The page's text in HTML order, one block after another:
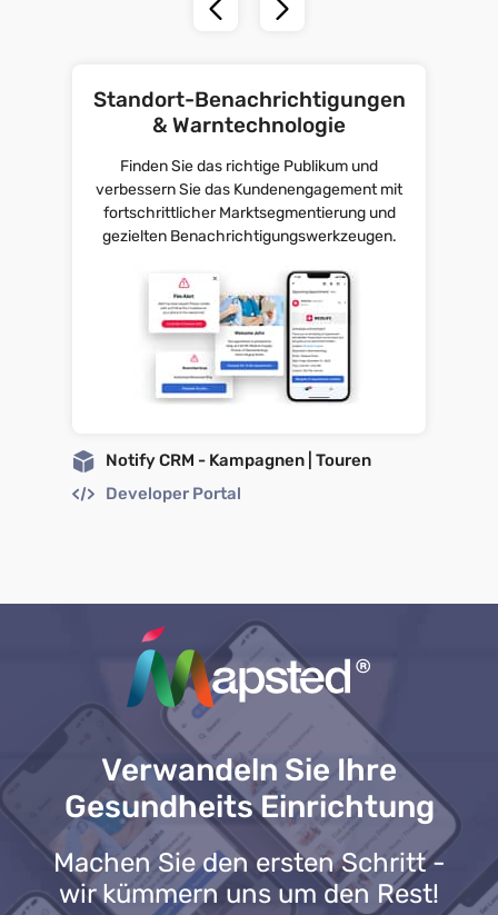
Standort-Benachrichtigungen
& Warntechnologie
Finden Sie das richtige Publikum und
verbessern Sie das Kundenengagement mit
fortschrittlicher Marktsegmentierung und
gezielten Benachrichtigungswerkzeugen.
Notify CRM - Kampagnen | Touren
Developer Portal
Verwandeln Sie Ihre
Gesundheits Einrichtung
Machen Sie den ersten Schritt -
wir kümmern uns um den Rest!